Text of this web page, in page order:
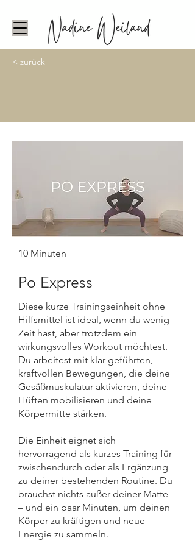
< zurück
10 Minuten
Po Express
Diese kurze Trainingseinheit ohne
Hilfsmittel ist ideal, wenn du wenig
Zeit hast, aber trotzdem ein
wirkungsvolles Workout möchtest.
Du arbeitest mit klar geführten,
kraftvollen Bewegungen, die deine
Gesäßmuskulatur aktivieren, deine
Hüften mobilisieren und deine
Körpermitte stärken.
Die Einheit eignet sich
hervorragend als kurzes Training für
zwischendurch oder als Ergänzung
zu deiner bestehenden Routine. Du
brauchst nichts außer deiner Matte
– und ein paar Minuten, um deinen
Körper zu kräftigen und neue
Energie zu sammeln.